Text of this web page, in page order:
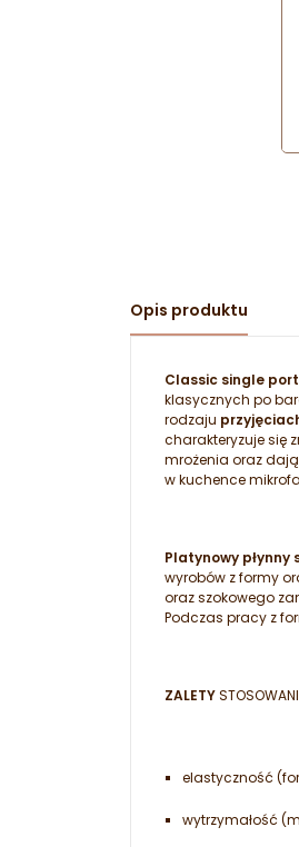
Opis produktu
Classic single
klasycznych po
rodzaju
charakteryzuje się
mrożenia oraz
w kuchence
Platynowy płynny
wyrobów z formy
oraz szokowego
Podczas pracy z
ZALETY
elastyczność
wytrzymałość